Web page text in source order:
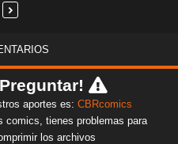
aportes es: CBRcomics
comics, tienes problemas para
los archivos